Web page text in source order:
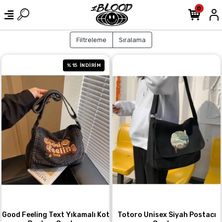
0
Filtreleme Sıralama
%15 İNDİRİM
Good Feeling Text Yıkamalı Kot
Totoro Unisex Siyah Postacı